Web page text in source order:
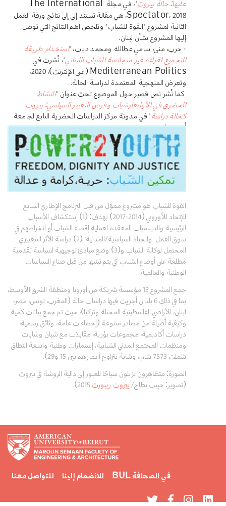
عليها: حالة بيروت"، في مجلة The International
Spectator، 2018، هي مقالة تستند إلى إلى نتائج ورقة العمل
الثانية لمشروع "القوة للشباب" وتلخص أهم النتائج التي توصل
إليها المشروع بشأن لبنان.
- حرب، منى، سامي عطالله ومحمد دياب، "استخدام طريقة
التجميع لقراءة غير متجانسة للشباب اللبناني"، نُشرت في
Mediterranean Politics
(على الإنترنت)، 2020،
وتعرض المنهجية المعتمدة لدراسة الحالة.
كما نُشر نص قصير حول الموضوع تحت عنوان "النشاط
الحضري في الأوليغارشيات وفرص التغيير السياسي: بيروت
كحالة دراسة" في مدونة مركز الدراسات الحضرية التابع لجامعة
أمستردام.
القوة للشباب هو مشروع مموّل من قبل البرنامج الإطاري السابع
للإتحاد الأوروبي (2014-2017) بهدف: (1) إستكشاف الأسباب
الرئيسية والديناميات المعقدة لعملية إقصاء الشباب أو انخراطهم في
سوق العمل والحياة السياسية/المدنية؛ (2) دراسة الأثر التتغييري
المحتمل لوكالة الشباب و(3) وضع مبادئ توجيهية لسياسة تقدمية
مطلعة على أوضاع الشباب كي يتم تبنيها من قبل صناع السياسات
الوطنية والعالمية.
جمع المشروع 13 مؤسسة شريكة من أوروبا ومنطقة الشرق الأوسط،
بما في ذلك 6 بلدان أجريت فيها دراسات حالة (المغرب، تونس، مصر،
لبنان، الأراضي الفلسطينية المحتلة وتركيا)، حيث تم جمع بيانات كمية
وكيفية أصيلة من مصادر متنوعة (إحصاءات عامة، وثائق رسمية،
دراسات أكاديمية، مجموعات بؤرية، مقابلات مع شبان وشابات
ومنظمات المجتمع المدني الشبابية، إستمارات وطنية واسعة النطاق
شملت 7573 شاب وشابة تتراوح أعمارهم بين 15 و29).
الصورة: متظاهرون يزيلون سياجًا للعبور إلى دالية الروشة في بيروت
(تصوير: حبيب بطاح/بيروت ريبورت
للتواصل معنا للانضمام إلينا BUL في الصحافة